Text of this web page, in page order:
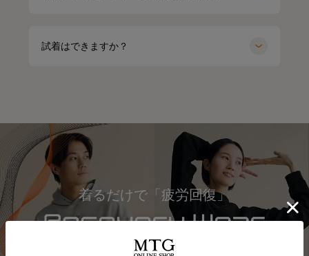
試着はできますか？
着るだけで「疲労回復」
気になってた “リカバリーウェア”🛏
着るだけで「疲労回復」ができるウェア！✨